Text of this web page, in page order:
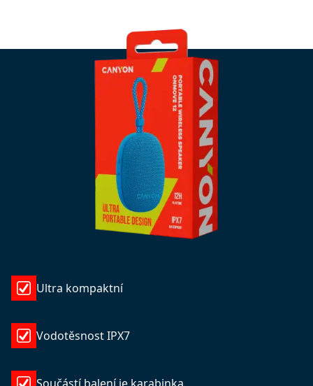
Ultra kompaktní
Vodotěsnost IPX7